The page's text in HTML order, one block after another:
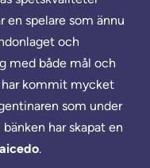
en spelare som ännu
och
med både mål och
kommit mycket
som under
har skapat en
.